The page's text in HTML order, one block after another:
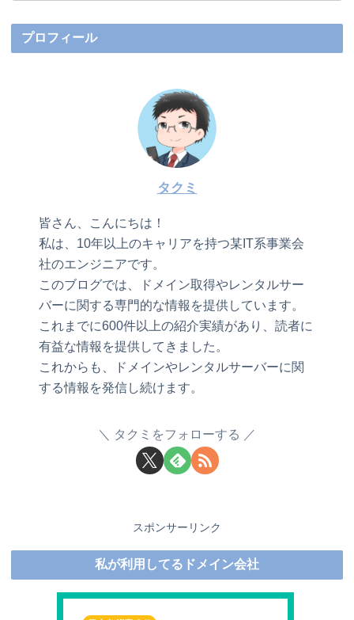
プロフィール
タクミ
皆さん、こんにちは！
私は、10年以上のキャリアを持つ某IT系事業会
社のエンジニアです。
このブログでは、ドメイン取得やレンタルサー
バーに関する専門的な情報を提供しています。
これまでに600件以上の紹介実績があり、読者に
有益な情報を提供してきました。
これからも、ドメインやレンタルサーバーに関
する情報を発信し続けます。
タクミをフォローする
スポンサーリンク
私が利用してるドメイン会社